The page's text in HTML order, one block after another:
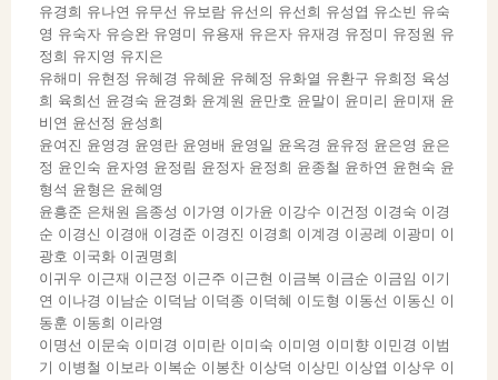
유경희 유나연 유무선 유보람 유선의 유선희 유성엽 유소빈 유숙
영 유숙자 유승완 유영미 유용재 유은자 유재경 유정미 유정원 유
정희 유지영 유지은
유해미 유현정 유혜경 유혜윤 유혜정 유화열 유환구 유희정 육성
희 육희선 윤경숙 윤경화 윤계원 윤만호 윤말이 윤미리 윤미재 윤
비연 윤선정 윤성희
윤여진 윤영경 윤영란 윤영배 윤영일 윤옥경 윤유정 윤은영 윤은
정 윤인숙 윤자영 윤정림 윤정자 윤정희 윤종철 윤하연 윤현숙 윤
형석 윤형은 윤혜영
윤흥준 은채원 음종성 이가영 이가윤 이강수 이건정 이경숙 이경
순 이경신 이경애 이경준 이경진 이경희 이계경 이공례 이광미 이
광호 이국화 이권명희
이귀우 이근재 이근정 이근주 이근현 이금복 이금순 이금임 이기
연 이나경 이남순 이덕남 이덕종 이덕혜 이도형 이동선 이동신 이
동훈 이동희 이라영
이명선 이문숙 이미경 이미란 이미숙 이미영 이미향 이민경 이범
기 이병철 이보라 이복순 이봉찬 이상덕 이상민 이상엽 이상우 이